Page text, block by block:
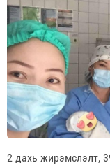
2 дахь жирэмслэлт,